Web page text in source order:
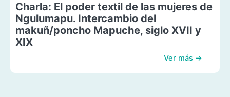
Charla: El poder textil de las mujeres de
Ngulumapu. Intercambio del
makuñ/poncho Mapuche, siglo XVII y
XIX
Ver más →